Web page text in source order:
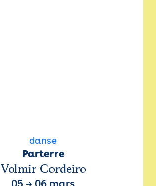
danse
Parterre
Volmir Cordeiro